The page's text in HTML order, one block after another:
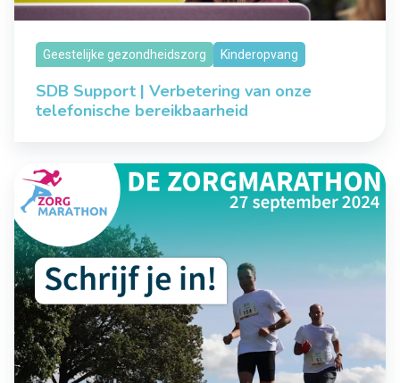
Geestelijke gezondheidszorg Kinderopvang
SDB Support | Verbetering van onze
telefonische bereikbaarheid